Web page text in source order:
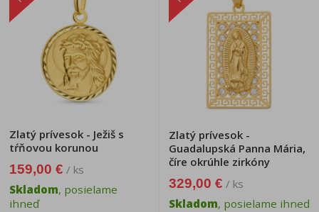
Zlatý prívesok - Ježiš s
tŕňovou korunou
159,00 € / ks
Skladom, posielame
ihneď
Zlatý prívesok -
Guadalupská Panna Mária,
číre okrúhle zirkóny
329,00 € / ks
Skladom, posielame ihneď